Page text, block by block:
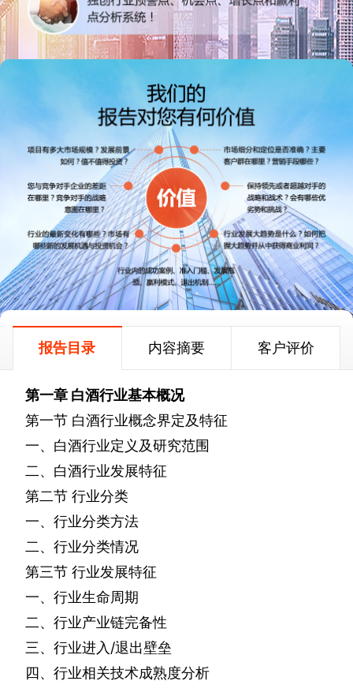
报告目录 内容摘要 客户评价
第一章 白酒行业基本概况
第一节 白酒行业概念界定及特征
一、白酒行业定义及研究范围
二、白酒行业发展特征
第二节 行业分类
一、行业分类方法
二、行业分类情况
第三节 行业发展特征
一、行业生命周期
二、行业产业链完备性
三、行业进入 /退出壁垒
四、行业相关技术成熟度分析